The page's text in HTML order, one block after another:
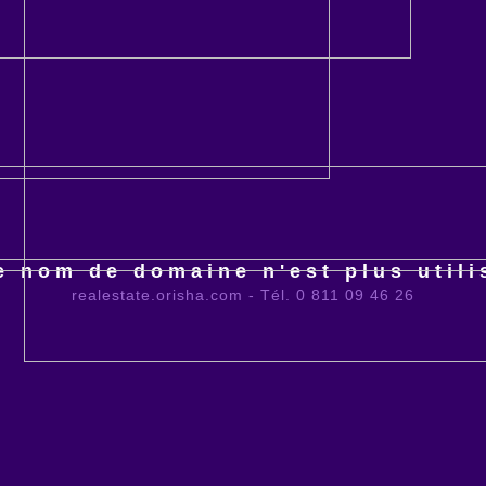
nom de domaine n'est plus
realestate.orisha.com - Tél. 0 811 09 46 26